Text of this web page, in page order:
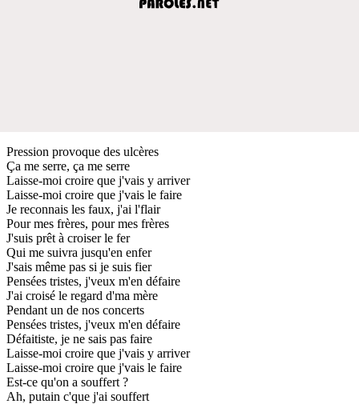
Pression provoque des ulcères
Ça me serre, ça me serre
Laisse-moi croire que j'vais y arriver
Laisse-moi croire que j'vais le faire
Je reconnais les faux, j'ai l'flair
Pour mes frères, pour mes frères
J'suis prêt à croiser le fer
Qui me suivra jusqu'en enfer
J'sais même pas si je suis fier
Pensées tristes, j'veux m'en défaire
J'ai croisé le regard d'ma mère
Pendant un de nos concerts
Pensées tristes, j'veux m'en défaire
Défaitiste, je ne sais pas faire
Laisse-moi croire que j'vais y arriver
Laisse-moi croire que j'vais le faire
Est-ce qu'on a souffert ?
Ah, putain c'que j'ai souffert